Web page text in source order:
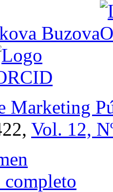
Buzova
Marketing
Vol. 12,
completo